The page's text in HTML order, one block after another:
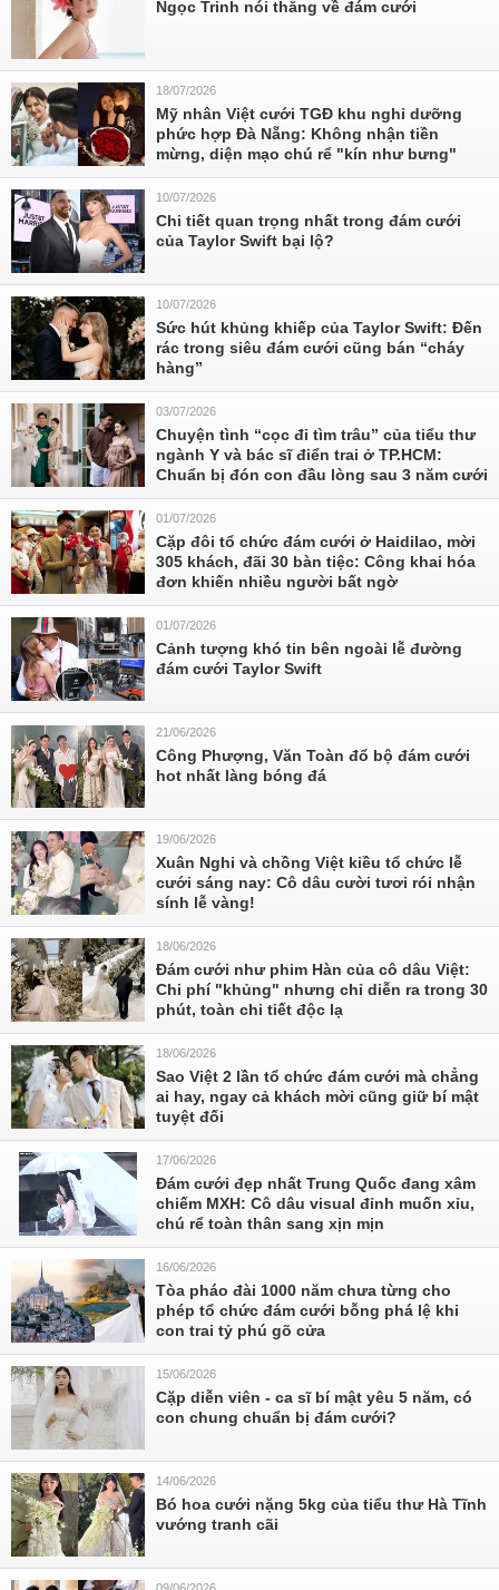
Ngọc Trinh nói thẳng về đám cưới
18/07/2026
Mỹ nhân Việt cưới TGĐ khu nghỉ dưỡng
phức hợp Đà Nẵng: Không nhận tiền
mừng, diện mạo chú rể "kín như bưng"
10/07/2026
Chi tiết quan trọng nhất trong đám cưới
của Taylor Swift bại lộ?
10/07/2026
Sức hút khủng khiếp của Taylor Swift: Đến
rác trong siêu đám cưới cũng bán “cháy
hàng”
03/07/2026
Chuyện tình “cọc đi tìm trâu” của tiểu thư
ngành Y và bác sĩ điển trai ở TP.HCM:
Chuẩn bị đón con đầu lòng sau 3 năm cưới
01/07/2026
Cặp đôi tổ chức đám cưới ở Haidilao, mời
305 khách, đãi 30 bàn tiệc: Công khai hóa
đơn khiến nhiều người bất ngờ
01/07/2026
Cảnh tượng khó tin bên ngoài lễ đường
đám cưới Taylor Swift
21/06/2026
Công Phượng, Văn Toàn đổ bộ đám cưới
hot nhất làng bóng đá
19/06/2026
Xuân Nghi và chồng Việt kiều tổ chức lễ
cưới sáng nay: Cô dâu cười tươi rói nhận
sính lễ vàng!
18/06/2026
Đám cưới như phim Hàn của cô dâu Việt:
Chi phí "khủng" nhưng chỉ diễn ra trong 30
phút, toàn chi tiết độc lạ
18/06/2026
Sao Việt 2 lần tổ chức đám cưới mà chẳng
ai hay, ngay cả khách mời cũng giữ bí mật
tuyệt đối
17/06/2026
Đám cưới đẹp nhất Trung Quốc đang xâm
chiếm MXH: Cô dâu visual đỉnh muốn xỉu,
chú rể toàn thân sang xịn mịn
16/06/2026
Tòa pháo đài 1000 năm chưa từng cho
phép tổ chức đám cưới bỗng phá lệ khi
con trai tỷ phú gõ cửa
15/06/2026
Cặp diễn viên - ca sĩ bí mật yêu 5 năm, có
con chung chuẩn bị đám cưới?
14/06/2026
Bó hoa cưới nặng 5kg của tiểu thư Hà Tĩnh
vướng tranh cãi